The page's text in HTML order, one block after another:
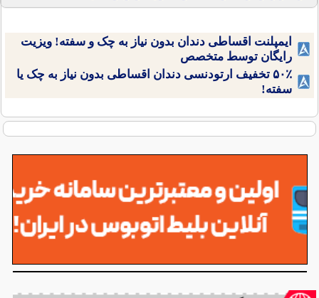
ایمپلنت اقساطی دندان بدون نیاز به چک و سفته! ویزیت
رایگان توسط متخصص
۵۰٪ تخفیف ارتودنسی دندان اقساطی بدون نیاز به چک یا
سفته!